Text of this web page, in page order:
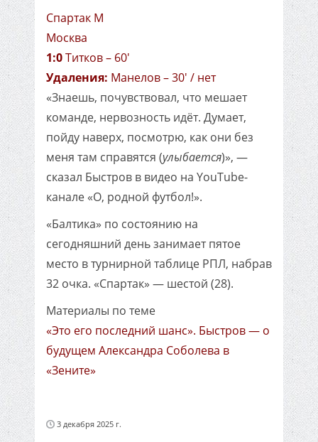
Спартак М
Москва
1:0Титков – 60'
Удаления: Манелов – 30' / нет
«Знаешь, почувствовал, что мешает
команде, нервозность идёт. Думает,
пойду наверх, посмотрю, как они без
меня там справятся (улыбается)», —
сказал Быстров в видео на YouTube-
канале «О, родной футбол!».
«Балтика» по состоянию на
сегодняшний день занимает пятое
место в турнирной таблице РПЛ, набрав
32 очка. «Спартак» — шестой (28).
Материалы по теме
«Это его последний шанс». Быстров — о
будущем Александра Соболева в
«Зените»
3 декабря 2025 г.